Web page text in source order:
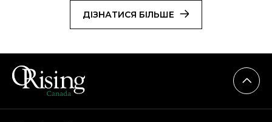
ДІЗНАТИСЯ БІЛЬШЕ